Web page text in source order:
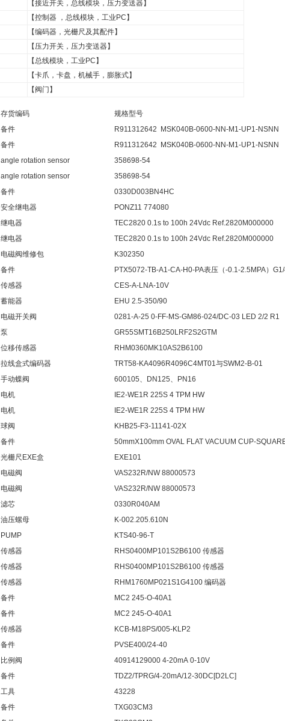
【接近开关，总线模块，压力变送器】
【控制器 ，总线模块，工业PC】
【编码器，光栅尺及其配件】
【压力开关，压力变送器】
【总线模块，工业PC】
【卡爪，卡盘，机械手，膨胀式】
【阀门】
存货编码
规格型号
备件
R911312642 MSK040B-0600-NN-M1-UP1-NSNN
备件
R911312642 MSK040B-0600-NN-M1-UP1-NSNN
angle rotation sensor
358698-54
angle rotation sensor
358698-54
备件
0330D003BN4HC
安全继电器
PONZ11 774080
继电器
TEC2820 0.1s to 100h 24Vdc Ref.2820M000000
继电器
TEC2820 0.1s to 100h 24Vdc Ref.2820M000000
电磁阀维修包
K302350
备件
PTX5072-TB-A1-CA-H0-PA表压（-0.1-2.5MPA）
传感器
CES-A-LNA-10V
蓄能器
EHU 2.5-350/90
电磁开关阀
0281-A-25 0-FF-MS-GM86-024/DC-03 LED 2/2 R1
泵
GR55SMT16B250LRF2S2GTM
位移传感器
RHM0360MK10AS2B6100
拉线盒式编码器
TRT58-KA4096R4096C4MT01与SWM2-B-01
手动蝶阀
600105、DN125、PN16
电机
IE2-WE1R 225S 4 TPM HW
电机
IE2-WE1R 225S 4 TPM HW
球阀
KHB25-F3-11141-02X
备件
50mmX100mm OVAL FLAT VACUUM CUP-
光栅尺EXE盒
EXE101
电磁阀
VAS232R/NW 88000573
电磁阀
VAS232R/NW 88000573
滤芯
0330R040AM
油压螺母
K-002.205.610N
PUMP
KTS40-96-T
传感器
RHS0400MP101S2B6100 传感器
传感器
RHS0400MP101S2B6100 传感器
传感器
RHM1760MP021S1G4100 编码器
备件
MC2 245-O-40A1
备件
MC2 245-O-40A1
传感器
KCB-M18PS/005-KLP2
备件
PVSE400/24-40
比例阀
40914129000 4-20mA 0-10V
备件
TDZ2/TPRG/4-20mA/12-30DC[D2LC]
工具
43228
备件
TXG03CM3